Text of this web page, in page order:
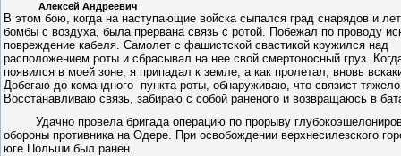
Алексей Андреевич
В этом бою, когда на наступающие войска сыпался град снарядов и
бомбы с воздуха, была прервана связь с ротой. Побежал по проводу
повреждение кабеля. Самолет с фашистской свастикой кружился над
расположением роты и сбрасывал на нее свой смертоносный груз.
появился в моей зоне, я припадал к земле, а как пролетал, вновь
Добегаю до командного пункта роты, обнаруживаю, что связист
Восстанавливаю связь, забираю с собой раненого и возвращаюсь в
Удачно провела бригада операцию по прорыву
обороны противника на Одере. При освобождении верхнесилезского
юге Польши был ранен.